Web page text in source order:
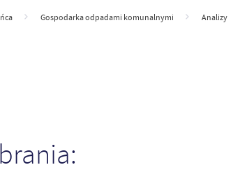
Gospodarka odpadami komunalnymi Analizy